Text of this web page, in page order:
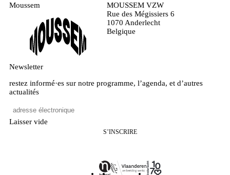
Moussem
MOUSSEM VZW
Rue des Mégissiers 6
1070 Anderlecht
Belgique
Newsletter
restez informé·es sur notre programme, l’agenda, et d’autres
actualités
Laisser vide
S’INSCRIRE